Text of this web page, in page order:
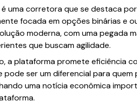
uma corretora que se destaca
focada em opções binárias e
moderna, com uma pegada
que buscam agilidade.
a plataforma promete eficiência
pode ser um diferencial para
uma notícia econômica